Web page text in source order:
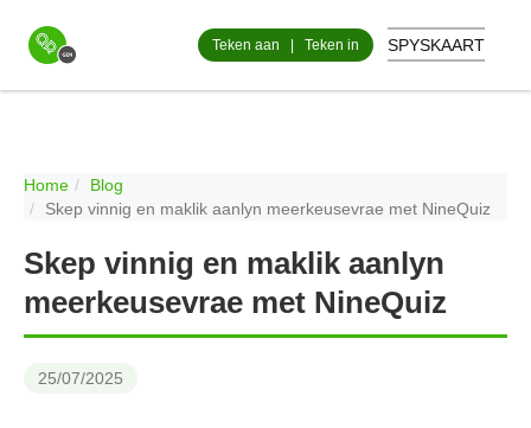
Teken aan Teken in SPYSKAART
Home
Blog
Skep vinnig en maklik aanlyn meerkeusevrae met NineQuiz
Skep vinnig en maklik aanlyn
meerkeusevrae met NineQuiz
25/07/2025